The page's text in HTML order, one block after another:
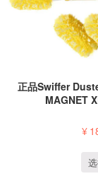
正品Swiffer
MAGNET
¥